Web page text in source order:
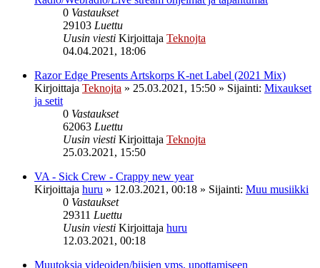
0 Vastaukset
29103 Luettu
Uusin viesti Kirjoittaja Teknojta
04.04.2021, 18:06
Razor Edge Presents Artskorps K-net Label (2021 Mix)
Kirjoittaja Teknojta » 25.03.2021, 15:50 » Sijainti: Mixaukset
ja setit
0 Vastaukset
62063 Luettu
Uusin viesti Kirjoittaja Teknojta
25.03.2021, 15:50
VA - Sick Crew - Crappy new year
Kirjoittaja huru » 12.03.2021, 00:18 » Sijainti: Muu musiikki
0 Vastaukset
29311 Luettu
Uusin viesti Kirjoittaja huru
12.03.2021, 00:18
Muutoksia videoiden/biisien yms. upottamiseen